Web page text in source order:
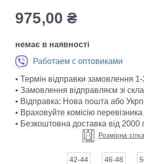
975,00₴
немає в наявності
Работаем с оптовиками
• Термін відправки замовлення 1-
• Замовлення відправляєм зі
• Відправка: Нова пошта або
• Враховуйте комісію
• Безкоштовна доставка від 2000
Розмірна сітка
42-44 46-48